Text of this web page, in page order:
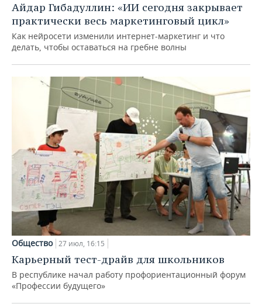
Айдар Гибадуллин: «ИИ сегодня закрывает
практически весь маркетинговый цикл»
Как нейросети изменили интернет-маркетинг и что
делать, чтобы оставаться на гребне волны
Общество 27 июл, 16:15
Карьерный тест-драйв для школьников
В республике начал работу профориентационный форум
«Профессии будущего»